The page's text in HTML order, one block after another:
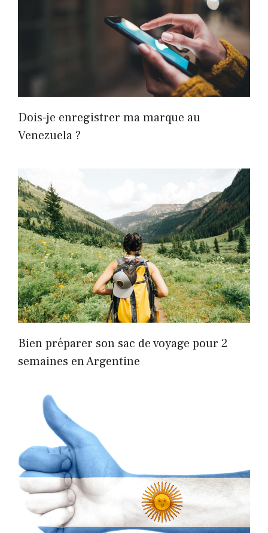
Dois-je enregistrer ma marque au
Venezuela ?
Bien préparer son sac de voyage pour 2
semaines en Argentine